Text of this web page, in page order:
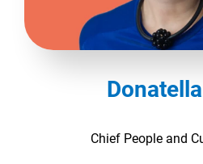
Chief People and